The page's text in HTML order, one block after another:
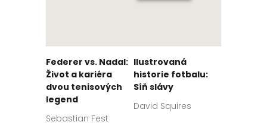
Federer vs. Nadal:
Život a kariéra
dvou tenisových
legend
Sebastian Fest
Ilustrovaná
historie fotbalu:
Síň slávy
David Squires